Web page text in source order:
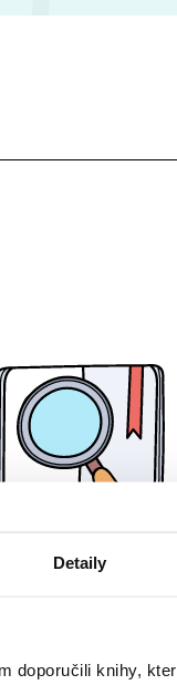
Detaily
doporučili knihy,